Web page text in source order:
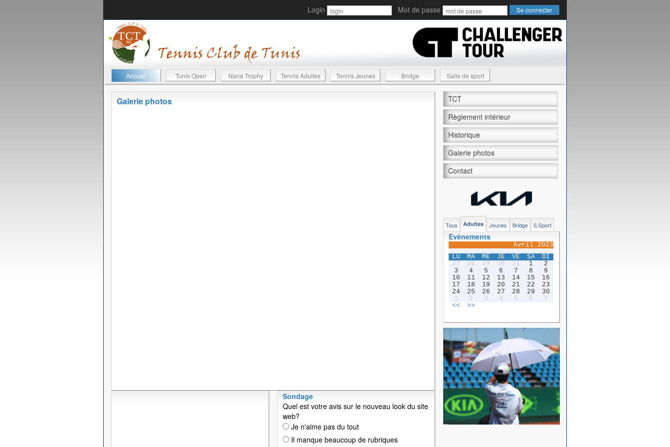
Login Mot de passe
Accueil Tunis Open Nana Trophy Tennis Adultes Tennis Jeunes Bridge Salle de sport
Galerie photos
Sondage
Quel est votre avis sur le nouveau look du site
web?
Je n'aime pas du tout
Il manque beaucoup de rubriques
TCT
Règlement intérieur
Historique
Galerie photos
Contact
Tous Adultes Jeunes Bridge S.Sport
Evènements
Avril 2023
LU
MA ME JE VE SA
DI
27
28 29 30 31 1
2
3
4 5 6 7 8
9
10
11 12 13 14 15
16
17
18 19 20 21 22
23
24
25 26 27 28 29
30
1
2 3 4 5 6
7
<<
>>